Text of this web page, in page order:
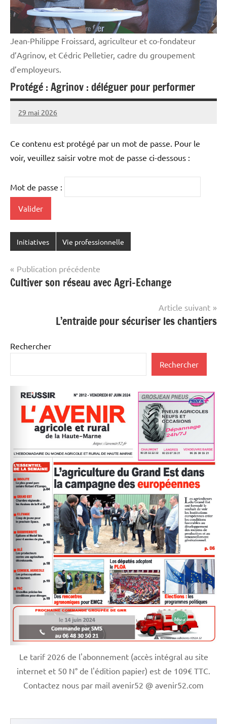
Jean-Philippe Froissard, agriculteur et co-fondateur
d’Agrinov, et Cédric Pelletier, cadre du groupement
d’employeurs.
Protégé : Agrinov : déléguer pour performer
29 mai 2026
Thibaut
Ce contenu est protégé par un mot de passe. Pour le
voir, veuillez saisir votre mot de passe ci-dessous :
Mot de passe :
Initiatives Vie professionnelle
Navigation
de
Publication précédente
Cultiver son réseau avec Agri-Echange
Article suivant
L’entraide pour sécuriser les chantiers
Rechercher
Rechercher
Le tarif 2026 de l'abonnement (accès intégral au site
internet et 50 N° de l'édition papier) est de 109€ TTC.
Contactez nous par mail avenir52 @ avenir52.com